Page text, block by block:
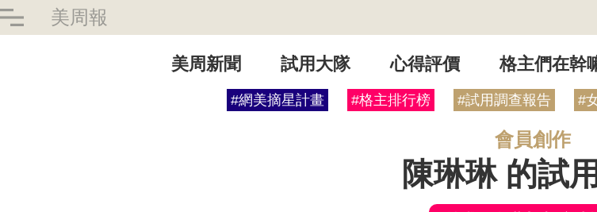
美周報
美周新聞 試用大隊 心得評價 格主們在幹
#網美摘星計畫 #格主排行榜 #試用調查報告 #
會員創作
陳琳琳 的試